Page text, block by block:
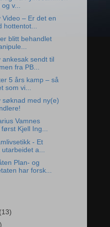
v...
Video – Er det en
hottentot...
blitt behandlet
ankesak sendt til
fra PB...
5 års kamp – så
som vi...
søknad med ny(e)
Vamnes
Kjell Ing...
- Et
a...
Plan- og
har forsk...
(13)